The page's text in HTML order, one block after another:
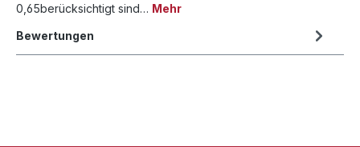
0,65berücksichtigt sind… Mehr
Bewertungen